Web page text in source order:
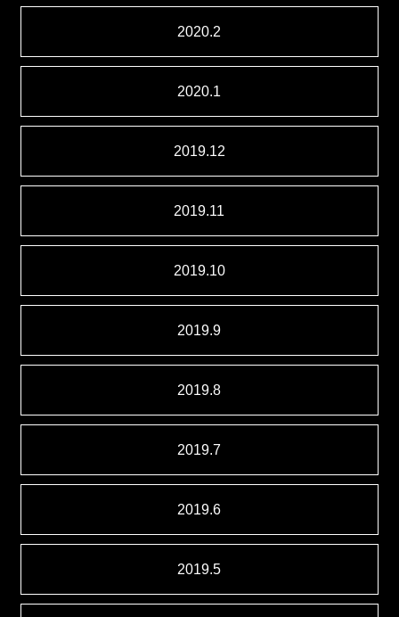
2020.2
2020.1
2019.12
2019.11
2019.10
2019.9
2019.8
2019.7
2019.6
2019.5